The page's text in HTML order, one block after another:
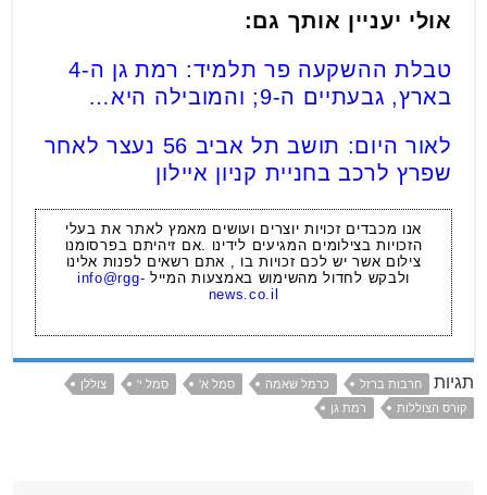
אולי יעניין אותך גם:
טבלת ההשקעה פר תלמיד: רמת גן ה-4
בארץ, גבעתיים ה-9; והמובילה היא…
לאור היום: תושב תל אביב 56 נעצר לאחר
שפרץ לרכב בחניית קניון איילון
אנו מכבדים זכויות יוצרים ועושים מאמץ לאתר את בעלי
הזכויות בצילומים המגיעים לידינו .אם זיהיתם בפרסומנו
צילום אשר יש לכם זכויות בו , אתם רשאים לפנות אלינו
ולבקש לחדול מהשימוש באמצעות המייל info@rgg-
news.co.il
תגיות חרבות ברזל כרמל שאמה סמל א' סמל י'
צוללן
קורס הצוללות
רמת גן